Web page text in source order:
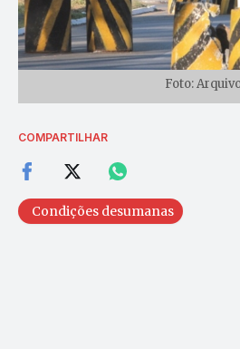
Foto:
COMPARTILHAR
Condições desumanas